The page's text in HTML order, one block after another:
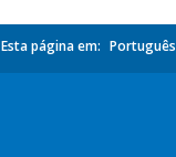
Esta página em: Português